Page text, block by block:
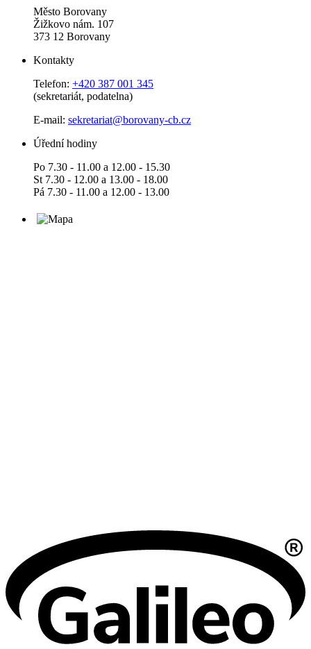
Město Borovany
Žižkovo nám. 107
373 12 Borovany
Kontakty
Telefon: +420 387 001 345
(sekretariát, podatelna)
E-mail: sekretariat@borovany-cb.cz
Úřední hodiny
Po 7.30 - 11.00 a 12.00 - 15.30
St 7.30 - 12.00 a 13.00 - 18.00
Pá 7.30 - 11.00 a 12.00 - 13.00